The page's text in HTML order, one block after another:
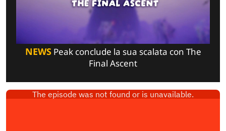
NEWSPeak conclude la sua scalata con The
Final Ascent